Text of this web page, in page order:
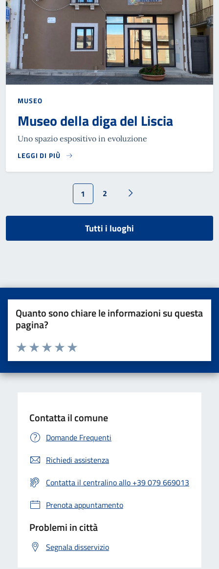
MUSEO
Museo della diga del Liscia
Uno spazio espositivo in evoluzione
LEGGI DI PIÙ
1 2
Tutti i luoghi
Quanto sono chiare le informazioni su questa
pagina?
Valuta da 1 a 5 stelle la pagina
Valuta 5 stelle su 5
Valuta 4 stelle su 5
Valuta 3 stelle su 5
Valuta 2 stelle su 5
Valuta una stella su 5
Contatta il comune
Domande Frequenti
Richiedi assistenza
Contatta il centralino allo +39 079 669013
Prenota appuntamento
Problemi in città
Segnala disservizio